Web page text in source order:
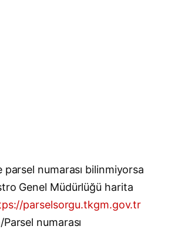
parsel numarası bilinmiyorsa
Genel Müdürlüğü harita
parselsorgu.tkgm.gov.tr
numarası